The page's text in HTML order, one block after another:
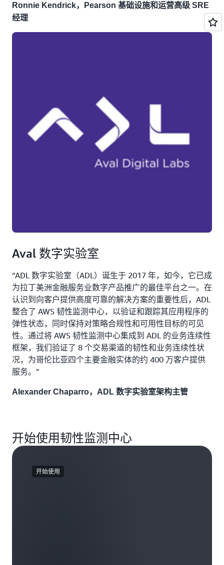
Ronnie Kendrick，Pearson 基础设施和运营高级 SRE
经理
Aval 数字实验室
“ADL 数字实验室（ADL）诞生于 2017 年，如今，它已成
为拉丁美洲金融服务业数字产品推广的最佳平台之一。在
认识到向客户提供高度可靠的解决方案的重要性后，ADL
整合了 AWS 韧性监测中心，以验证和跟踪其应用程序的
弹性状态，同时保持对策略合规性和可用性目标的可见
性。通过将 AWS 韧性监测中心集成到 ADL 的业务连续性
框架，我们验证了 8 个交易渠道的韧性和业务连续性状
况，为哥伦比亚四个主要金融实体的约 400 万客户提供
服务。”
Alexander Chaparro，ADL 数字实验室架构主管
开始使用韧性监测中心
开始使用